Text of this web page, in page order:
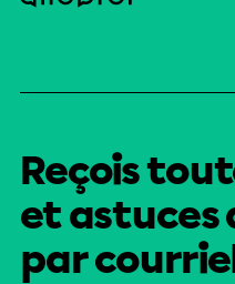
Reçois
et astuces
par